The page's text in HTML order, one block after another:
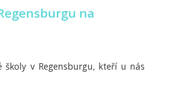
na
v Regensburgu, kteří u nás